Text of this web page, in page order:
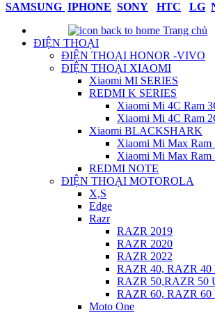
SAMSUNG IPHONE SONY HTC LG
Trang chủ
ĐIỆN THOẠI
ĐIỆN THOẠI HONOR -VIVO
ĐIỆN THOẠI XIAOMI
Xiaomi MI SERIES
REDMI K SERIES
Xiaomi Mi 4C Ram
Xiaomi Mi 4C Ram
Xiaomi BLACKSHARK
Xiaomi Mi Max Ram
Xiaomi Mi Max Ram
REDMI NOTE
ĐIỆN THOẠI MOTOROLA
X,S
Edge
Razr
RAZR 2019
RAZR 2020
RAZR 2022
RAZR 40, RAZR 40
RAZR 50,RAZR 50
RAZR 60, RAZR
Moto One